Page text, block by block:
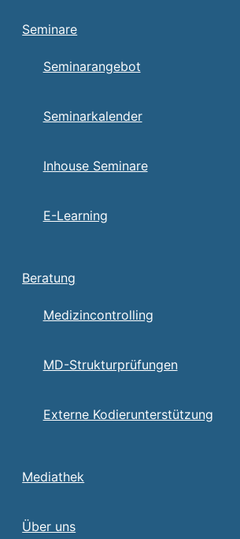
Seminare
Seminarangebot
Seminarkalender
Inhouse Seminare
E-Learning
Beratung
Medizincontrolling
MD-Strukturprüfungen
Externe Kodierunterstützung
Mediathek
Über uns